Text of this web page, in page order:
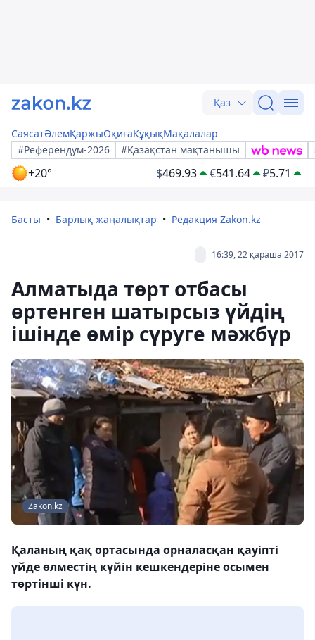
Қаз
СаясатӘлемҚаржыОқиғаҚұқықМақалалар
#Референдум-2026
#Қазақстан мақтанышы
+20° $469.93 €541.64 ₽5.71
Басты Барлық жаңалықтар Редакция Zakon.kz
16:39, 22 қараша 2017
Алматыда төрт отбасы
өртенген шатырсыз үйдің
ішінде өмір сүруге мәжбүр
Zakon.kz
Қаланың қақ ортасында орналасқан қауіпті
үйде өлместің күйін кешкендеріне осымен
төртінші күн.